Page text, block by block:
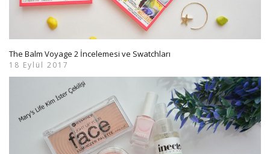
The Balm Voyage 2 İncelemesi ve Swatchları
18 Eylül 2017